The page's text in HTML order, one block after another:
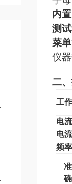
内
测
菜
仪
二
工
电
电
频
准
确